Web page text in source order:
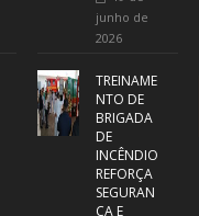
junho de
2026
TREINAME
NTO DE
BRIGADA
DE
INCÊNDIO
REFORÇA
SEGURAN
ÇA E